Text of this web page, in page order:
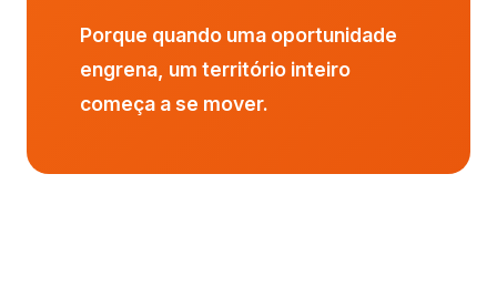
Porque quando uma oportunidade
engrena, um território inteiro
começa a se mover.